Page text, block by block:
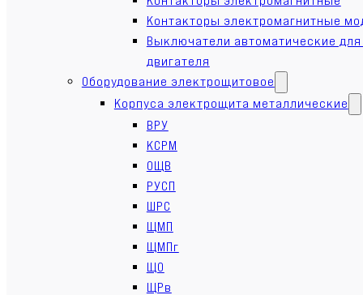
Контакторы электромагнитные
Выключатели автоматические
двигателя
Оборудование электрощитовое
Корпуса электрощита металлические
ВРУ
КСРМ
ОЩВ
РУСП
ШРС
ЩМП
ЩМПг
ЩО
ЩРв